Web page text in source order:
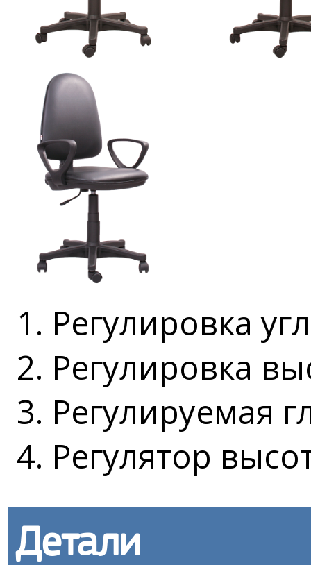
1. Регулировка
2. Регулировка
3. Регулируемая
4. Регулятор
Детали